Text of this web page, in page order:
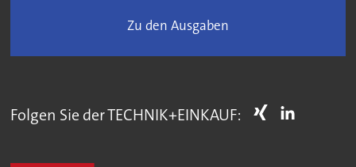
Zu den Ausgaben
Folgen Sie der TECHNIK+EINKAUF: